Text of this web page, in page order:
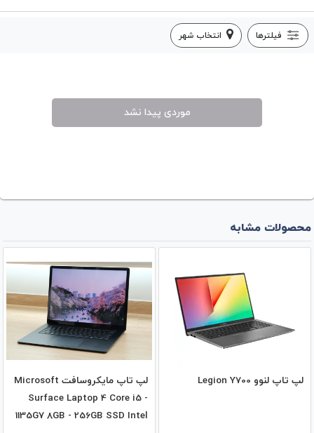
فیلترها انتخاب شهر
موردی پیدا نشد
محصولات مشابه
لپ تاپ لنوو Legion Y700
لپ تاپ مایکروسافت Microsoft
Surface Laptop 4 Core i5 -
1135G7 8GB - 256GB SSD Intel